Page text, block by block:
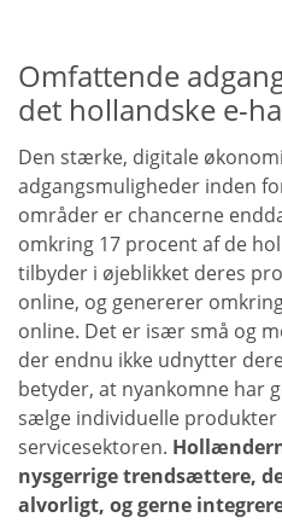
Omfattende
det hollandske e-
Den stærke, digitale
adgangsmuligheder inden
områder er chancerne
omkring 17 procent af de
tilbyder i øjeblikket deres
online, og genererer
online. Det er især små og
der endnu ikke udnytter
betyder, at nyankomne har
sælge individuelle produkter
servicesektoren.
nysgerrige trendsættere,
alvorligt, og gerne